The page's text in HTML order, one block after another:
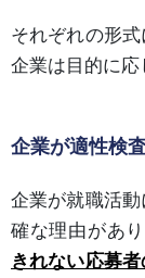
それぞれの形式
企業は目的に応
企業が適性検
企業が就職活
確な理由があり
きれない応募